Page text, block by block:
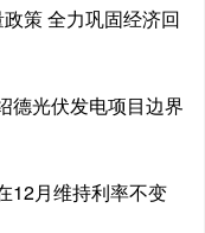
策 全力巩固经济回
德光伏发电项目边界
12月维持利率不变